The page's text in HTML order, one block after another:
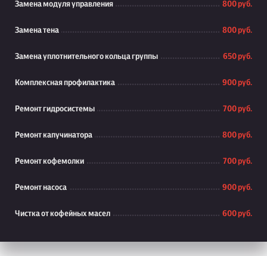
Замена модуля управления 800 руб.
Замена тена 800 руб.
Замена уплотнительного кольца группы 650 руб.
Комплексная профилактика 900 руб.
Ремонт гидросистемы 700 руб.
Ремонт капучинатора 800 руб.
Ремонт кофемолки 700 руб.
Ремонт насоса 900 руб.
Чистка от кофейных масел 600 руб.